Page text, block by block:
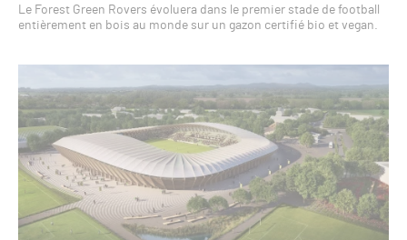
Le Forest Green Rovers évoluera dans le premier stade de football
entièrement en bois au monde sur un gazon certifié bio et vegan.